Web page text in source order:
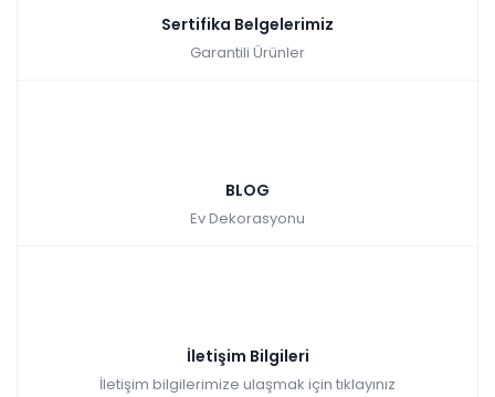
Sertifika Belgelerimiz
Garantili Ürünler
BLOG
Ev Dekorasyonu
İletişim Bilgileri
İletişim bilgilerimize ulaşmak için tıklayınız